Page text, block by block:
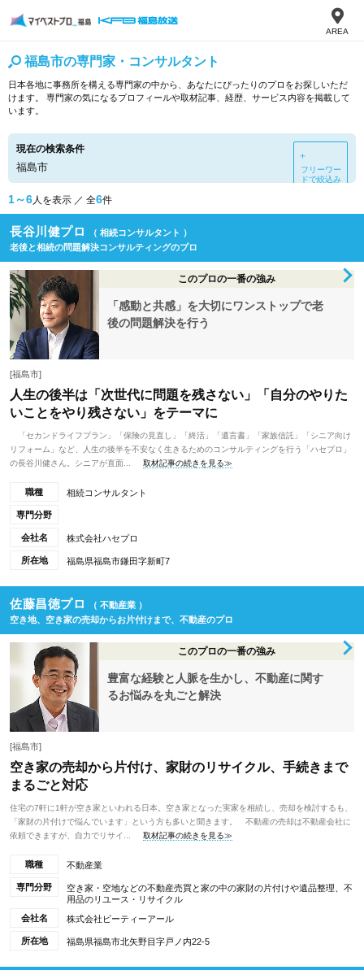
AREA
福島市の専門家・コンサルタント
日本各地に事務所を構える専門家の中から、あなたにぴったりのプロをお探しいただ
けます。 専門家の気になるプロフィールや取材記事、経歴、サービス内容を掲載して
います。
現在の検索条件
福島市
＋
フリーワー
ドで絞込み
1～6人を表示 ／ 全6件
長谷川健プロ
（ 相続コンサルタント ）
老後と相続の問題解決コンサルティングのプロ
このプロの一番の強み
「感動と共感」を大切にワンストップで老
後の問題解決を行う
[福島市]
人生の後半は「次世代に問題を残さない」「自分のやりた
いことをやり残さない」をテーマに
「セカンドライフプラン」「保険の見直し」「終活」「遺言書」「家族信託」「シニア向け
リフォーム」など、人生の後半を不安なく生きるためのコンサルティングを行う「ハセプロ」
の長谷川健さん。シニアが直面...
取材記事の続きを見る≫
職種 相続コンサルタント
専門分野
会社名 株式会社ハセプロ
所在地 福島県福島市鎌田字新町7
佐藤昌徳プロ
（ 不動産業 ）
空き地、空き家の売却からお片付けまで、不動産のプロ
このプロの一番の強み
豊富な経験と人脈を生かし、不動産に関す
るお悩みを丸ごと解決
[福島市]
空き家の売却から片付け、家財のリサイクル、手続きまで
まるごと対応
住宅の7軒に1軒が空き家といわれる日本。空き家となった実家を相続し、売却を検討するも、
「家財の片付けで悩んでいます」という方も多いと聞きます。 不動産の売却は不動産会社に
依頼できますが、自力でリサイ...
取材記事の続きを見る≫
職種 不動産業
専門分野
空き家・空地などの不動産売買と家の中の家財の片付けや遺品整理、不
用品のリユース・リサイクル
会社名
株式会社ビーティーアール
所在地 福島県福島市北矢野目字戸ノ内22-5